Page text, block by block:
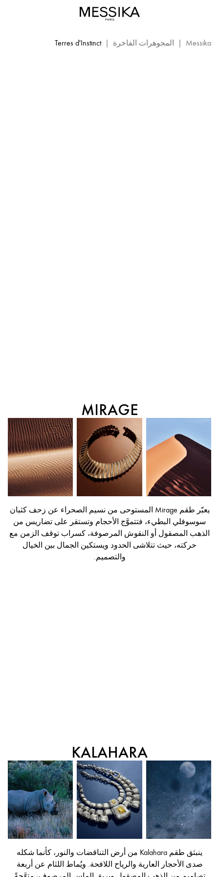
ميسيكا
TERRES D'INSTINCT
Messika
| المجوهرات الفاخرة |
Terres d'Instinct
MIRAGE
يعبّر طقم Mirage المستوحى من نسيم الصحراء عن زحف كثبان
سوسوفلي البطيء، فتتموَّج الأحجام وتستقر على تضاريس من
الذهب المصقول أو النقوش المرصوفة، كسراب توقف الزمن مع
حركته، حيث تتلاشى الحدود ويستكين الجمال بين الخيال
والتصميم.
KALAHARA
ينبثق طقم Kalahara من أرض التناقضات والنور، كأنما شكله
صدى الأحجار العارية والرياح اللافحة. ويُماط اللثام عن أربعة